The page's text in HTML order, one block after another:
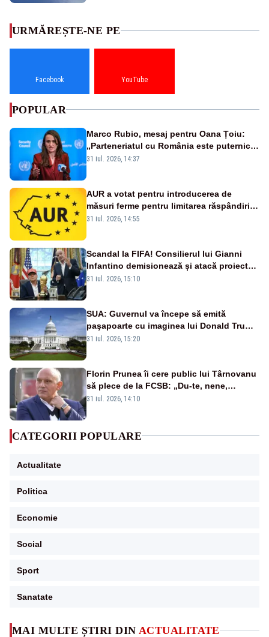
MAI MULTE ȘTIRI DIN ACTUALITATE
URMĂREȘTE-NE PE
Facebook YouTube
POPULAR
Marco Rubio, mesaj pentru Oana Țoiu:
„Parteneriatul cu România este puternic
și prețuit”
31 iul. 2026, 14:37
AUR a votat pentru introducerea de
măsuri ferme pentru limitarea răspândirii
virusului pestei porcine africane
31 iul. 2026, 14:55
Scandal la FIFA! Consilierul lui Gianni
Infantino demisionează și atacă proiectul
privind investitorii străini
31 iul. 2026, 15:10
SUA: Guvernul va începe să emită
paşapoarte cu imaginea lui Donald Trump
începând cu 8 august
31 iul. 2026, 15:20
Florin Prunea îi cere public lui Târnovanu
să plece de la FCSB: „Du-te, nene,
învârtindu-te!”
31 iul. 2026, 14:10
CATEGORII POPULARE
Actualitate
Politica
Economie
Social
Sport
Sanatate